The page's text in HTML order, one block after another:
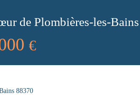
de Plombières-les-Bains
€
88370